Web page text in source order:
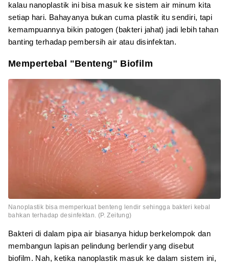
kalau nanoplastik ini bisa masuk ke sistem air minum kita
setiap hari. Bahayanya bukan cuma plastik itu sendiri, tapi
kemampuannya bikin patogen (bakteri jahat) jadi lebih tahan
banting terhadap pembersih air atau disinfektan.
Mempertebal "Benteng" Biofilm
Nanoplastik bisa memperkuat benteng lendir sehingga bakteri kebal
bahkan terhadap desinfektan. (P. Zeitung)
Bakteri di dalam pipa air biasanya hidup berkelompok dan
membangun lapisan pelindung berlendir yang disebut
biofilm. Nah, ketika nanoplastik masuk ke dalam sistem ini,